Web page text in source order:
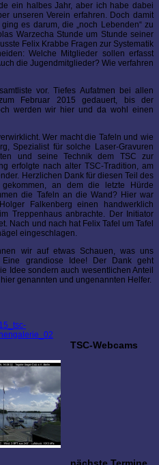
ein halbes Jahr, aber ich habe dabei
unseren Verein erfahren. Doch damit
es darum, die „noch Lebenden“ zu
Warzecha Stunde um Stunde seiner
Felix Krabbe Fragen zur Systematik
Welche Mitglieder sollen erfasst
die Jugendmitglieder? Wie verfahren
vor. Tiefes Aufatmen bei allen
Februar 2015 gedauert, bis der
werden wir hier und da wohl einen
Wer macht die Tafeln und wie
Spezialist für solche Laser-Gravuren
und seine Technik dem TSC zur
erfolgte nach alter TSC-Tradition, am
Herzlichen Dank für diesen Teil des
an dem die letzte Hürde
die Tafeln an die Wand? Hier war
Falkenberg einen handwerklich
Treppenhaus anbrachte. Der Initiator
Nach und nach hat Felix Tafel um Tafel
eingeschlagen.
wir auf etwas Schauen, was uns
grandiose Idee! Der Dank geht
Idee sondern auch wesentlichen Anteil
genannten und ungenannten Helfer.
TSC-Webcams